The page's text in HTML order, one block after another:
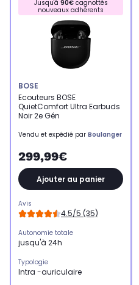
Jusqu'à 90€cagnottés
nouveaux adhérents
BOSE
Ecouteurs BOSE
QuietComfort Ultra Earbuds
Noir 2e Gén
Vendu et expédié par Boulanger
299,99€
Ajouter au panier
Avis
4.5/5 (35)
Autonomie totale
jusqu'à 24h
Typologie
Intra -auriculaire